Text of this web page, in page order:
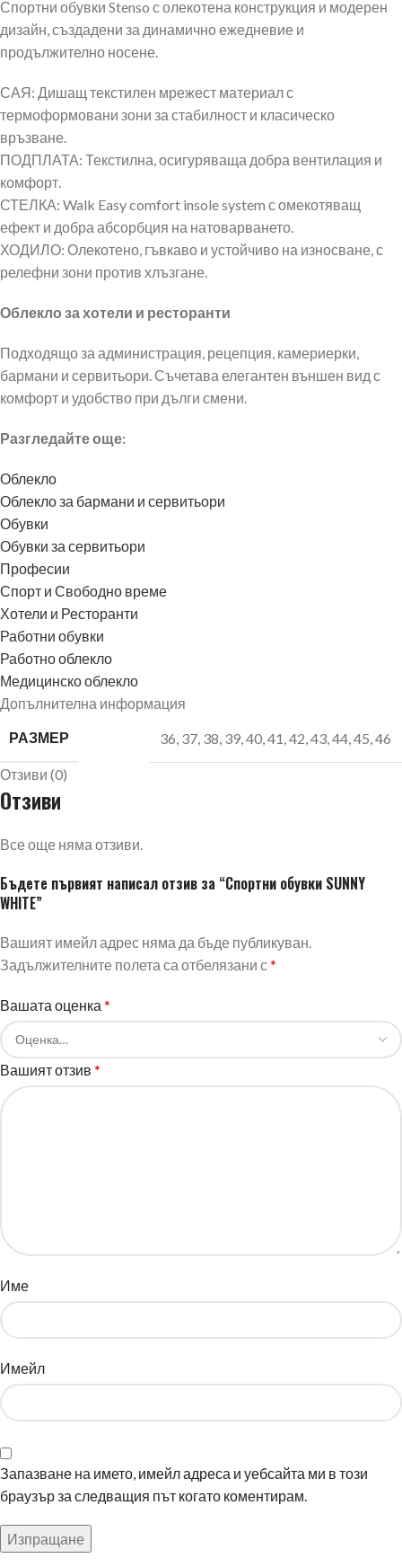
Спортни обувки Stenso с олекотена конструкция и модерен
дизайн, създадени за динамично ежедневие и
продължително носене.
САЯ: Дишащ текстилен мрежест материал с
термоформовани зони за стабилност и класическо
връзване.
ПОДПЛАТА: Текстилна, осигуряваща добра вентилация и
комфорт.
СТЕЛКА: Walk Easy comfort insole system с омекотяващ
ефект и добра абсорбция на натоварването.
ХОДИЛО: Олекотено, гъвкаво и устойчиво на износване, с
релефни зони против хлъзгане.
Облекло за хотели и ресторанти
Подходящо за администрация, рецепция, камериерки,
бармани и сервитьори. Съчетава елегантен външен вид с
комфорт и удобство при дълги смени.
Разгледайте още:
Облекло
Облекло за бармани и сервитьори
Обувки
Обувки за сервитьори
Професии
Спорт и Свободно време
Хотели и Ресторанти
Работни обувки
Работно облекло
Медицинско облекло
Допълнителна информация
РАЗМЕР
36, 37, 38, 39,40,41,42,43,44,45,46
Отзиви (0)
Отзиви
Все още няма отзиви.
Бъдете първият написал отзив за “Спортни обувки SUNNY
WHITE”
Вашият имейл адрес няма да бъде публикуван.
Задължителните полета са отбелязани с*
Вашата оценка *
Вашият отзив *
Име
Имейл
Запазване на името, имейл адреса и уебсайта ми в този
браузър за следващия път когато коментирам.